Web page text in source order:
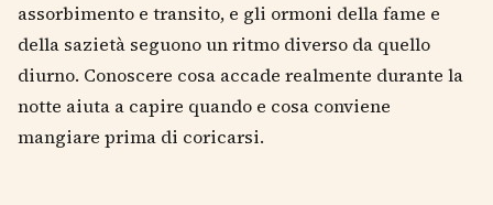
assorbimento e transito, e gli ormoni della fame e
della sazietà seguono un ritmo diverso da quello
diurno. Conoscere cosa accade realmente durante la
notte aiuta a capire quando e cosa conviene
mangiare prima di coricarsi.